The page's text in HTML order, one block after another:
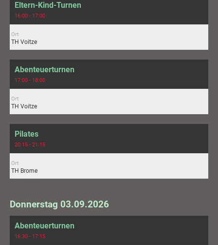
Eltern-Kind-Turnen
16:00 - 17:00
Ort
TH Voitze
Abenteuerturnen
17:00 - 18:00
Ort
TH Voitze
Pilates
20:15 - 21:15
Ort
TH Brome
Donnerstag 03.09.2026
Abenteuerturnen
16:30 - 17:15